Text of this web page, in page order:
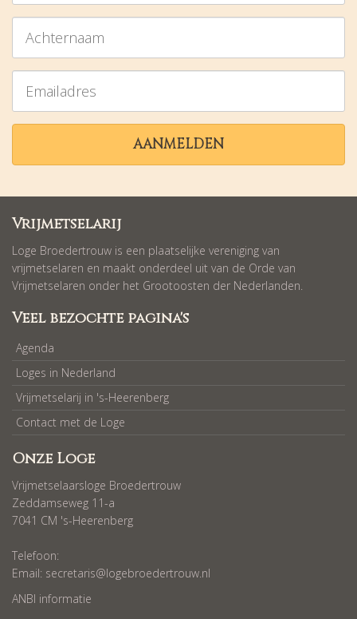
Achternaam
Emailadres
AANMELDEN
Vrijmetselarij
Loge Broedertrouw is een plaatselijke vereniging van
vrijmetselaren en maakt onderdeel uit van de Orde van
Vrijmetselaren onder het Grootoosten der Nederlanden.
Veel bezochte pagina's
Agenda
Loges in Nederland
Vrijmetselarij in 's-Heerenberg
Contact met de Loge
Onze Loge
Vrijmetselaarsloge Broedertrouw
Zeddamseweg 11-a
7041 CM 's-Heerenberg
Telefoon:
Email: secretaris@logebroedertrouw.nl
ANBI informatie